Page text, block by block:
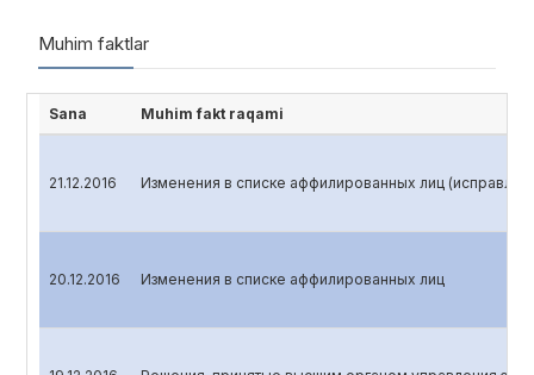
Muhim faktlar
Sana Muhim fakt raqami
21.12.2016 Изменения в списке аффилированных лиц
20.12.2016 Изменения в списке аффилированных лиц